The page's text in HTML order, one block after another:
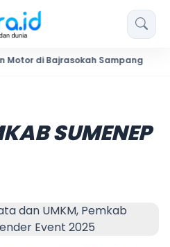
Bajrasokah Sampang
SUMENEP